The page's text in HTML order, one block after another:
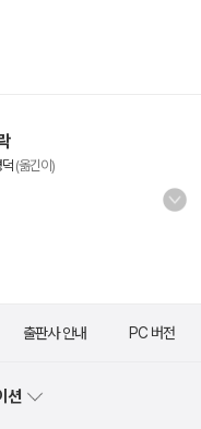
(옮긴이)
출판사 안내 PC 버전
션